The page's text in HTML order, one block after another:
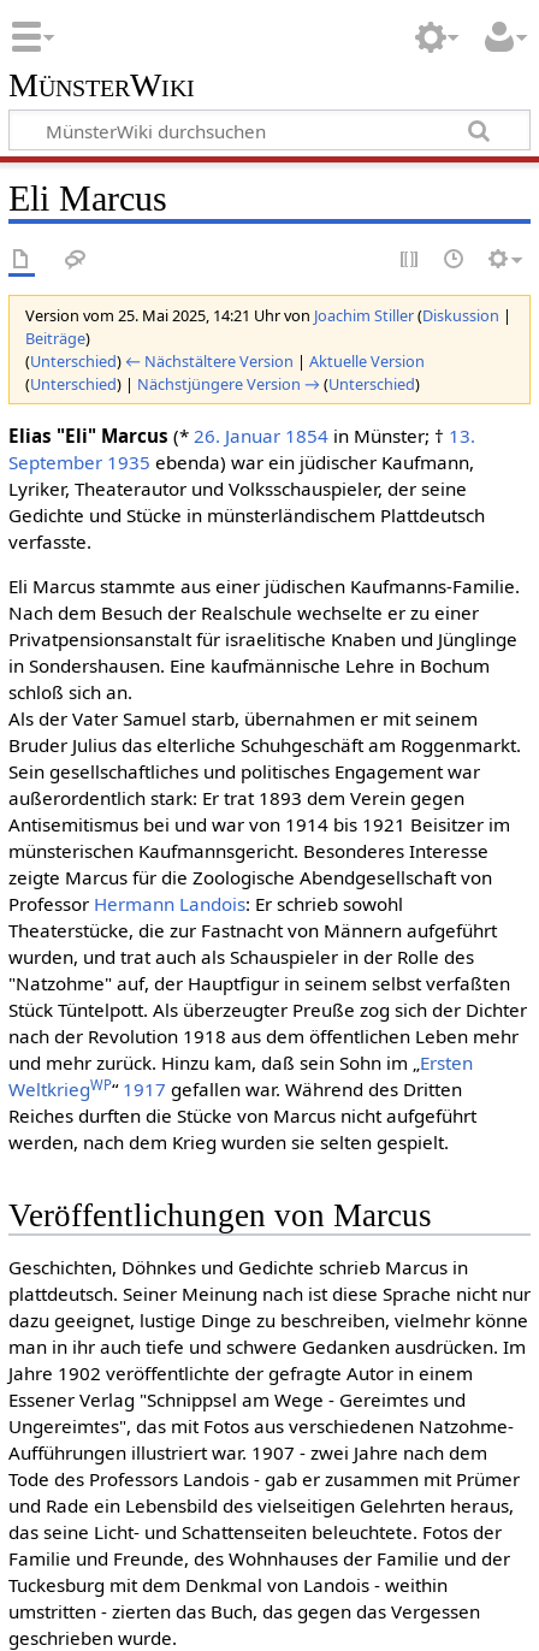
MünsterWiki
Eli Marcus
Version vom 25. Mai 2025, 14:21 Uhr von Joachim Stiller(Diskussion |
Beiträge)
(Unterschied) ← Nächstältere Version | Aktuelle Version
(Unterschied) | Nächstjüngere Version → (Unterschied)
Elias "Eli" Marcus (* 26. Januar 1854in Münster; † 13.
September 1935 ebenda) war ein jüdischer Kaufmann,
Lyriker, Theaterautor und Volksschauspieler, der seine
Gedichte und Stücke in münsterländischem Plattdeutsch
verfasste.
Eli Marcus stammte aus einer jüdischen Kaufmanns-Familie.
Nach dem Besuch der Realschule wechselte er zu einer
Privatpensionsanstalt für israelitische Knaben und Jünglinge
in Sondershausen. Eine kaufmännische Lehre in Bochum
schloß sich an.
Als der Vater Samuel starb, übernahmen er mit seinem
Bruder Julius das elterliche Schuhgeschäft am Roggenmarkt.
Sein gesellschaftliches und politisches Engagement war
außerordentlich stark: Er trat 1893 dem Verein gegen
Antisemitismus bei und war von 1914 bis 1921 Beisitzer im
münsterischen Kaufmannsgericht. Besonderes Interesse
zeigte Marcus für die Zoologische Abendgesellschaft von
Professor Hermann Landois: Er schrieb sowohl
Theaterstücke, die zur Fastnacht von Männern aufgeführt
wurden, und trat auch als Schauspieler in der Rolle des
"Natzohme" auf, der Hauptfigur in seinem selbst verfaßten
Stück Tüntelpott. Als überzeugter Preuße zog sich der Dichter
nach der Revolution 1918 aus dem öffentlichen Leben mehr
und mehr zurück. Hinzu kam, daß sein Sohn im „Ersten
WeltkriegWP“ 1917 gefallen war. Während des Dritten
Reiches durften die Stücke von Marcus nicht aufgeführt
werden, nach dem Krieg wurden sie selten gespielt.
Veröffentlichungen von Marcus
Geschichten, Döhnkes und Gedichte schrieb Marcus in
plattdeutsch. Seiner Meinung nach ist diese Sprache nicht nur
dazu geeignet, lustige Dinge zu beschreiben, vielmehr könne
man in ihr auch tiefe und schwere Gedanken ausdrücken. Im
Jahre 1902 veröffentlichte der gefragte Autor in einem
Essener Verlag "Schnippsel am Wege - Gereimtes und
Ungereimtes", das mit Fotos aus verschiedenen Natzohme-
Aufführungen illustriert war. 1907 - zwei Jahre nach dem
Tode des Professors Landois - gab er zusammen mit Prümer
und Rade ein Lebensbild des vielseitigen Gelehrten heraus,
das seine Licht- und Schattenseiten beleuchtete. Fotos der
Familie und Freunde, des Wohnhauses der Familie und der
Tuckesburg mit dem Denkmal von Landois - weithin
umstritten - zierten das Buch, das gegen das Vergessen
geschrieben wurde.